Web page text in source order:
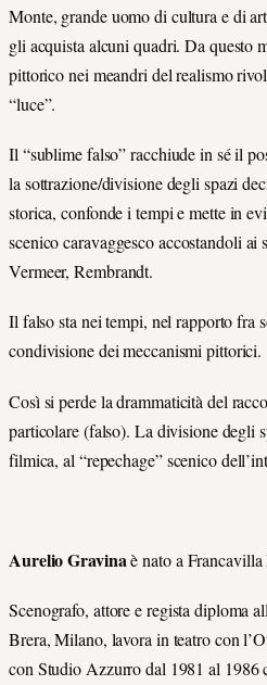
Monte, grande uomo di cultura e di
gli acquista alcuni quadri. Da questo
pittorico nei meandri del realismo
“luce”.
Il “sublime falso” racchiude in sé il
la sottrazione/divisione degli spazi
storica, confonde i tempi e mette in
scenico caravaggesco accostandoli ai
Vermeer, Rembrandt.
Il falso sta nei tempi, nel rapporto fra
condivisione dei meccanismi pittorici.
Così si perde la drammaticità del
particolare (falso). La divisione degli
filmica, al “repechage” scenico
Aurelio Gravinaè nato a
Scenografo, attore e regista diploma
Brera, Milano, lavora in teatro con
con Studio Azzurro dal 1981 al 1986